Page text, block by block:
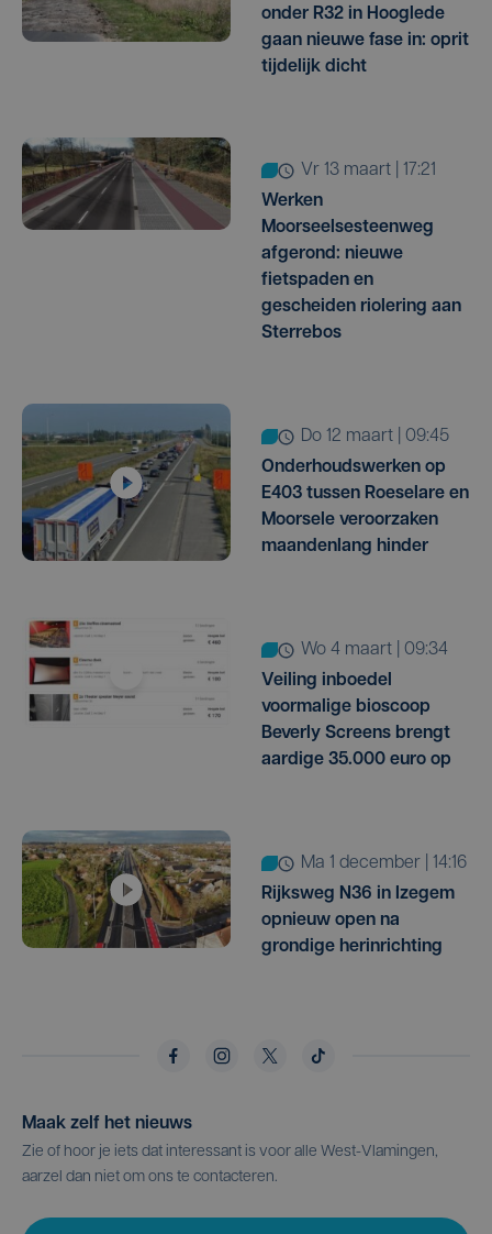
onder R32 in Hooglede
gaan nieuwe fase in: oprit
tijdelijk dicht
vr 13 maart | 17:21
Werken
Moorseelsesteenweg
afgerond: nieuwe
fietspaden en
gescheiden riolering aan
Sterrebos
do 12 maart | 09:45
Onderhoudswerken op
E403 tussen Roeselare en
Moorsele veroorzaken
maandenlang hinder
wo 4 maart | 09:34
Veiling inboedel
voormalige bioscoop
Beverly Screens brengt
aardige 35.000 euro op
ma 1 december | 14:16
Rijksweg N36 in Izegem
opnieuw open na
grondige herinrichting
Maak zelf het nieuws
Zie of hoor je iets dat interessant is voor alle West-Vlamingen,
aarzel dan niet om ons te contacteren.